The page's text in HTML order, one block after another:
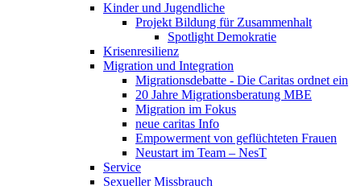
Kinder und Jugendliche
Projekt Bildung für Zusammenhalt
Spotlight Demokratie
Krisenresilienz
Migration und Integration
Migrationsdebatte - Die Caritas ordnet ein
20 Jahre Migrationsberatung MBE
Migration im Fokus
neue caritas Info
Empowerment von geflüchteten Frauen
Neustart im Team – NesT
Service
Sexueller Missbrauch